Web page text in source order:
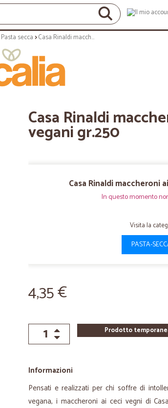
Pasta secca Casa Rinaldi maccheroni ai ceci vegani gr.250
Casa Rinaldi
vegani gr.250
Casa Rinaldi maccheroni
In questo momento
Visita la
PASTA-
4,35 €
Prodotto
Informazioni
Pensati e realizzati per chi soffre di
vegana, i maccheroni ai ceci vegni di